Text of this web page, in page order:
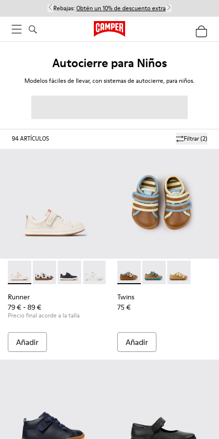
Rebajas: Obtén un 10% de descuento extra
Autocierre para Niños
Modelos fáciles de llevar, con sistemas de autocierre, para niños.
Filtrar(2)
94ARTÍCULOS
Runner - K800247-030 - Zapatillas blancas de piel para
Runner - K800247-031
Runner - K800247-028
Runner - K800247-024
Runner
79 € - 89 €
Precio final acorde a la talla
Añadir
Twins - K800666-008 -
Twins - K800666-
Twins -
Twins
75 €
Añadir